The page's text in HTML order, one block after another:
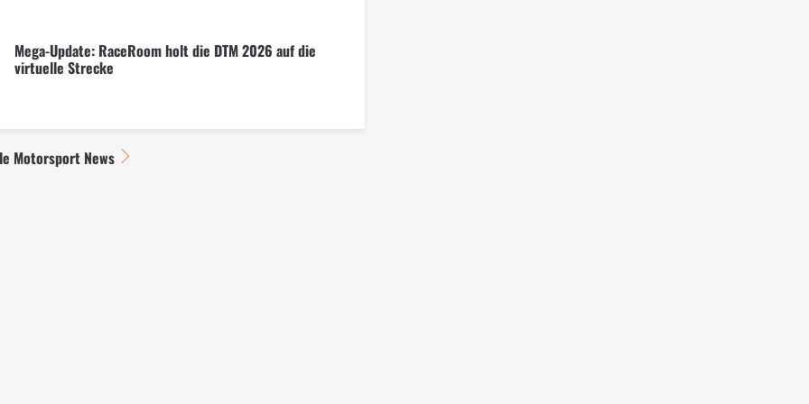
Mega-Update: RaceRoom holt die DTM 2026 auf die
virtuelle Strecke
Motorsport News